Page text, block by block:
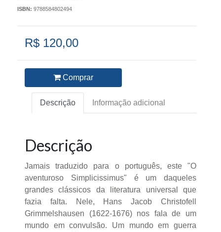
ISBN: 9788584802494
R$ 120,00
Comprar
Descrição Informação adicional
Descrição
Jamais traduzido para o português, este "O
aventuroso Simplicissimus" é um daqueles
grandes clássicos da literatura universal que
fazia falta. Nele, Hans Jacob Christofell
Grimmelshausen (1622-1676) nos fala de um
mundo em convulsão. Um mundo em guerra